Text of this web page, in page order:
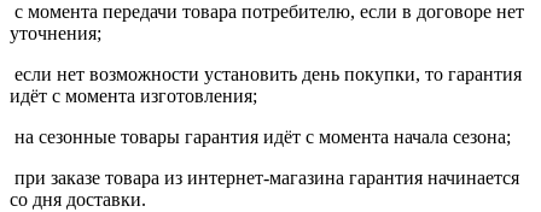
с момента передачи товара потребителю, если в договоре нет
уточнения;
если нет возможности установить день покупки, то гарантия
идёт с момента изготовления;
на сезонные товары гарантия идёт с момента начала сезона;
при заказе товара из интернет-магазина гарантия начинается
со дня доставки.